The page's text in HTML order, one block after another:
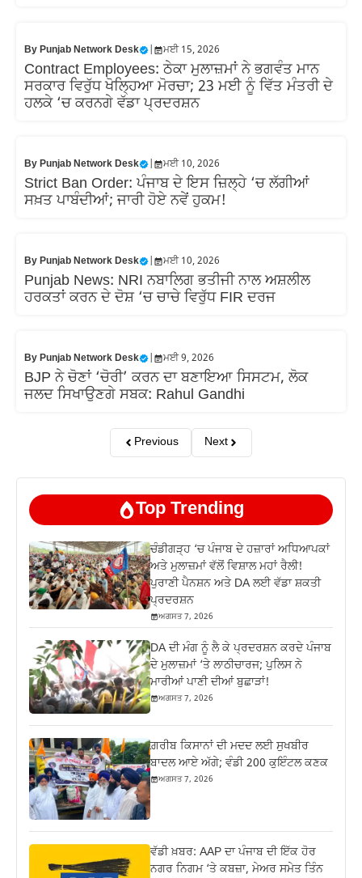
ByPunjab Network Desk ਮਈ 15, 2026
Contract Employees: ਠੇਕਾ ਮੁਲਾਜ਼ਮਾਂ ਨੇ ਭਗਵੰਤ ਮਾਨ
ਸਰਕਾਰ ਵਿਰੁੱਧ ਖੋਲ੍ਹਿਆ ਮੋਰਚਾ; 23 ਮਈ ਨੂੰ ਵਿੱਤ ਮੰਤਰੀ ਦੇ
ਹਲਕੇ ‘ਚ ਕਰਨਗੇ ਵੱਡਾ ਪ੍ਰਦਰਸ਼ਨ
ByPunjab Network Desk ਮਈ 10, 2026
Strict Ban Order: ਪੰਜਾਬ ਦੇ ਇਸ ਜ਼ਿਲ੍ਹੇ ‘ਚ ਲੱਗੀਆਂ
ਸਖ਼ਤ ਪਾਬੰਦੀਆਂ; ਜਾਰੀ ਹੋਏ ਨਵੇਂ ਹੁਕਮ!
ByPunjab Network Desk ਮਈ 10, 2026
Punjab News: NRI ਨਬਾਲਿਗ ਭਤੀਜੀ ਨਾਲ ਅਸ਼ਲੀਲ
ਹਰਕਤਾਂ ਕਰਨ ਦੇ ਦੋਸ਼ ‘ਚ ਚਾਚੇ ਵਿਰੁੱਧ FIR ਦਰਜ
ByPunjab Network Desk ਮਈ 9, 2026
BJP ਨੇ ਚੋਣਾਂ ‘ਚੋਰੀ’ ਕਰਨ ਦਾ ਬਣਾਇਆ ਸਿਸਟਮ, ਲੋਕ
ਜਲਦ ਸਿਖਾਉਣਗੇ ਸਬਕ: Rahul Gandhi
Previous Next
Top Trending
ਚੰਡੀਗੜ੍ਹ ‘ਚ ਪੰਜਾਬ ਦੇ ਹਜ਼ਾਰਾਂ ਅਧਿਆਪਕਾਂ
ਅਤੇ ਮੁਲਾਜ਼ਮਾਂ ਵੱਲੋਂ ਵਿਸ਼ਾਲ ਮਹਾਂ ਰੈਲੀ!
ਪੁਰਾਣੀ ਪੈਨਸ਼ਨ ਅਤੇ DA ਲਈ ਵੱਡਾ ਸ਼ਕਤੀ
ਪ੍ਰਦਰਸ਼ਨ
ਅਗਸਤ 7, 2026
DA ਦੀ ਮੰਗ ਨੂੰ ਲੈ ਕੇ ਪ੍ਰਦਰਸ਼ਨ ਕਰਦੇ ਪੰਜਾਬ
ਦੇ ਮੁਲਾਜ਼ਮਾਂ ‘ਤੇ ਲਾਠੀਚਾਰਜ; ਪੁਲਿਸ ਨੇ
ਮਾਰੀਆਂ ਪਾਣੀ ਦੀਆਂ ਬੁਛਾੜਾਂ!
ਅਗਸਤ 7, 2026
ਗ਼ਰੀਬ ਕਿਸਾਨਾਂ ਦੀ ਮਦਦ ਲਈ ਸੁਖਬੀਰ
ਬਾਦਲ ਆਏ ਅੱਗੇ; ਵੰਡੀ 200 ਕੁਇੰਟਲ ਕਣਕ
ਅਗਸਤ 7, 2026
ਵੱਡੀ ਖ਼ਬਰ: AAP ਦਾ ਪੰਜਾਬ ਦੀ ਇੱਕ ਹੋਰ
ਨਗਰ ਨਿਗਮ ‘ਤੇ ਕਬਜ਼ਾ, ਮੇਅਰ ਸਮੇਤ ਤਿੰਨ